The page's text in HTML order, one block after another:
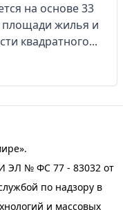
на основе 33
жилья и
квадратного...
ЭЛ № ФС 77 - 83032 от
по надзору в
и массовых